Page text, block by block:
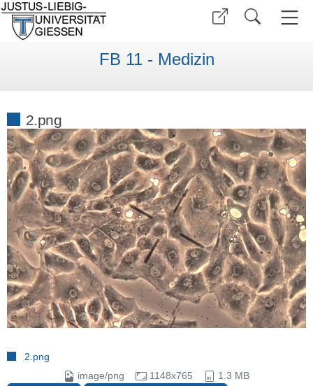
FB 11 - Medizin
2.png
2.png
image/png
1148x765 1.3 MB